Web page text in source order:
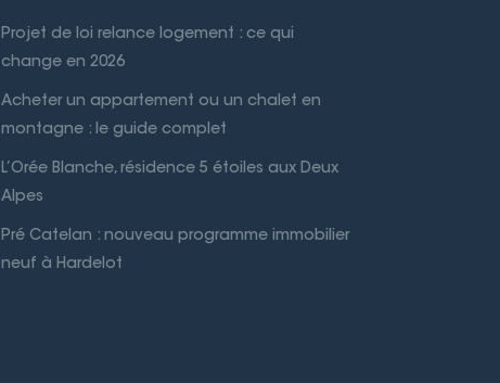
Projet de loi relance logement : ce qui
change en 2026
Acheter un appartement ou un chalet en
montagne : le guide complet
L’Orée Blanche, résidence 5 étoiles aux Deux
Alpes
Pré Catelan : nouveau programme immobilier
neuf à Hardelot